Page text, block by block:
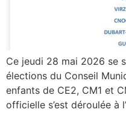
Ce jeudi 28 mai 2026 se
élections du Conseil
enfants de CE2, CM1 et
officielle s’est déroulée à